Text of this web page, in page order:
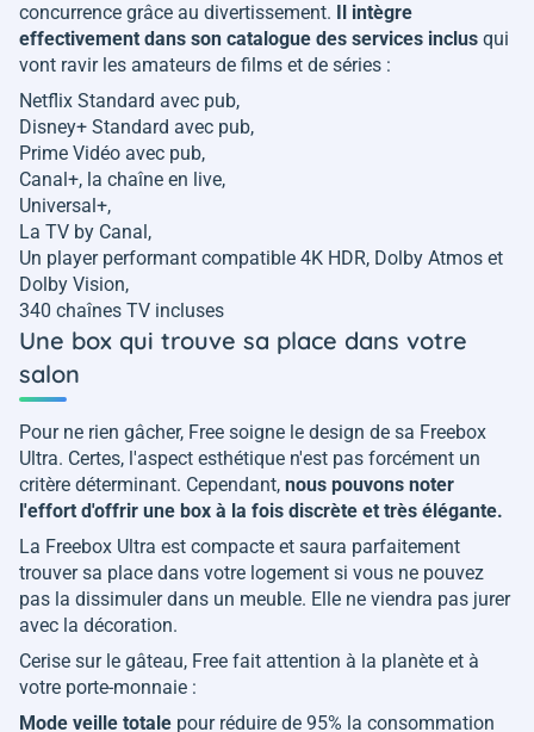
concurrence grâce au divertissement.
Il intègre
effectivement dans son catalogue des services inclus qui
vont ravir les amateurs de films et de séries :
Netflix Standard avec pub,
Disney+ Standard avec pub,
Prime Vidéo avec pub,
Canal+, la chaîne en live,
Universal+,
La TV by Canal,
Un player performant compatible 4K HDR, Dolby Atmos et
Dolby Vision,
340 chaînes TV incluses
Une box qui trouve sa place dans votre
salon
Pour ne rien gâcher, Free soigne le design de sa Freebox
Ultra. Certes, l'aspect esthétique n'est pas forcément un
critère déterminant. Cependant, nous pouvons noter
l'effort d'offrir une box à la fois discrète et très élégante.
La Freebox Ultra est compacte et saura parfaitement
trouver sa place dans votre logement si vous ne pouvez
pas la dissimuler dans un meuble. Elle ne viendra pas jurer
avec la décoration.
Cerise sur le gâteau, Free fait attention à la planète et à
votre porte-monnaie :
Mode veille totale pour réduire de 95% la consommation